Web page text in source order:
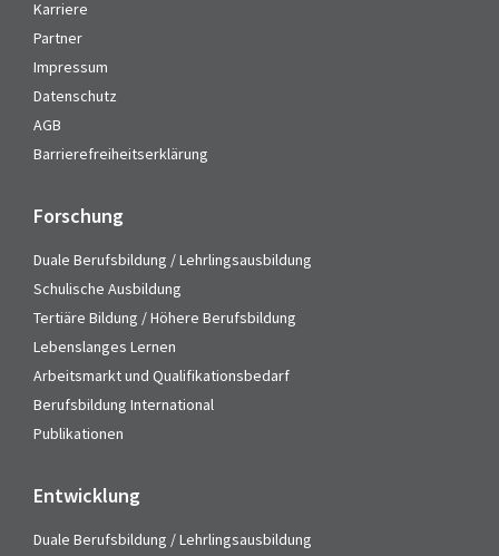
Karriere
Partner
Impressum
Datenschutz
AGB
Barrierefreiheitserklärung
Forschung
Duale Berufsbildung / Lehrlingsausbildung
Schulische Ausbildung
Tertiäre Bildung / Höhere Berufsbildung
Lebenslanges Lernen
Arbeitsmarkt und Qualifikationsbedarf
Berufsbildung International
Publikationen
Entwicklung
Duale Berufsbildung / Lehrlingsausbildung